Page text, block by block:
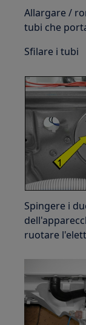
Allargare /
tubi che
Sfilare i tubi
Spingere i
ruotare